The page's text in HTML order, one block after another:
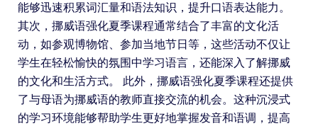
能够迅速积累词汇量和语法知识，提升口语表达能力。
其次，挪威语强化夏季课程通常结合了丰富的文化活
动，如参观博物馆、参加当地节日等，这些活动不仅让
学生在轻松愉快的氛围中学习语言，还能深入了解挪威
的文化和生活方式。 此外，挪威语强化夏季课程还提供
了与母语为挪威语的教师直接交流的机会。这种沉浸式
的学习环境能够帮助学生更好地掌握发音和语调，提高